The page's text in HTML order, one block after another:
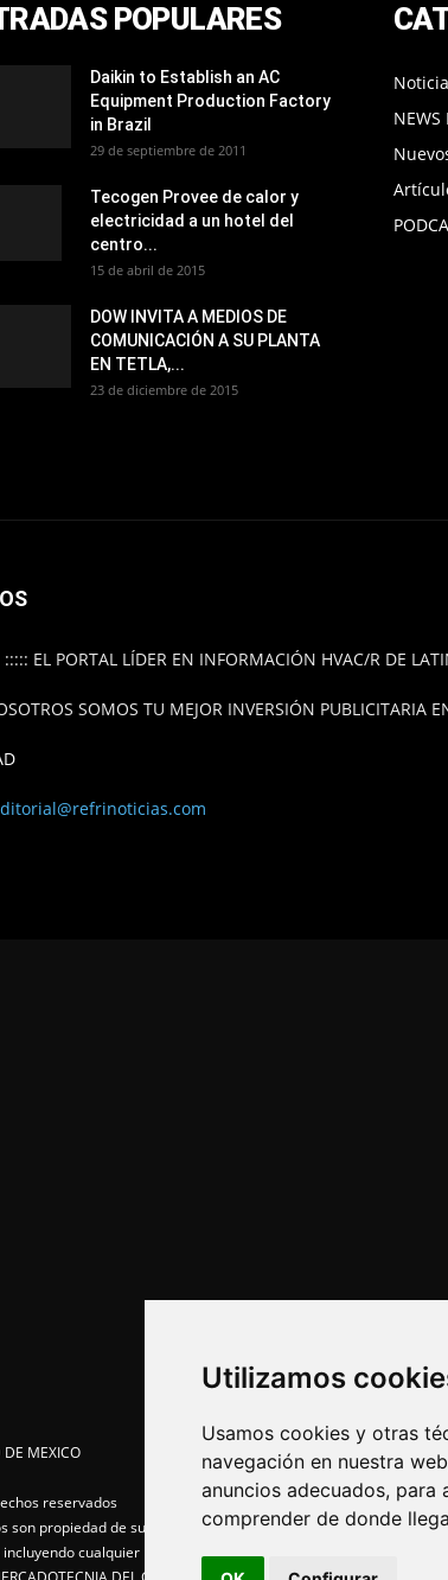
Utilizamos
Usamos cookies y otras
navegación en nuestra
anuncios adecuados,
comprender de donde
POPULARES
Daikin to Establish an AC
Equipment Production Factory
in Brazil
29 de septiembre de 2011
Tecogen Provee de calor y
electricidad a un hotel del
centro...
15 de abril de 2015
DOW INVITA A MEDIOS DE
COMUNICACIÓN A SU PLANTA
EN TETLA,...
23 de diciembre de 2015
NEWS
EL PORTAL LÍDER EN INFORMACIÓN HVAC/R DE
SOMOS TU MEJOR INVERSIÓN PUBLICITARIA
MEXICO
reservados
son propiedad de sus respectivos dueños
cualquier medio electrónico o magnético